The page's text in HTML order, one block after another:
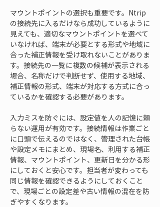
マウントポイントの選択も重要です。Ntrip
の接続先に入るだけなら成功しているように
見えても、適切なマウントポイントを選べて
いなければ、端末が必要とする形式や地域に
合った補正情報を受け取れないことがありま
す。接続先の一覧に複数の候補が表示される
場合、名称だけで判断せず、使用する地域、
補正情報の形式、端末が対応する方式に合っ
ているかを確認する必要があります。
入力ミスを防ぐには、設定値を人の記憶に頼
らない運用が有効です。接続情報は作業ごと
に口頭で伝えるのではなく、管理された台帳
や設定メモにまとめ、現場名、利用する補正
情報、マウントポイント、更新日を分かる形
にしておくと安心です。担当者が変わっても
同じ情報を確認できるようにしておくこと
で、現場ごとの設定差や古い情報の混在を防
ぎやすくなります。